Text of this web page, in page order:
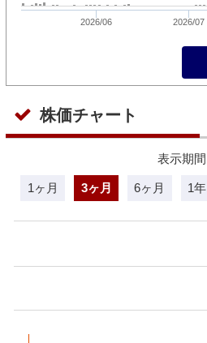
2026/06 2026/07
株価チャート
表示期間
1ヶ月 3ヶ月 6ヶ月 1年